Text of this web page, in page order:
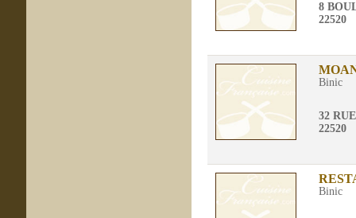
8
22520
Binic
32
22520
Binic